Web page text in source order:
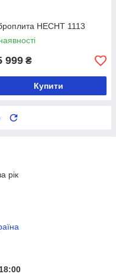
HECHT 1113
999 ₴
Купити
рік